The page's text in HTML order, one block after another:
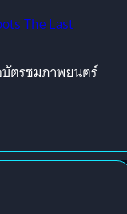
ตรชมภาพยนตร์